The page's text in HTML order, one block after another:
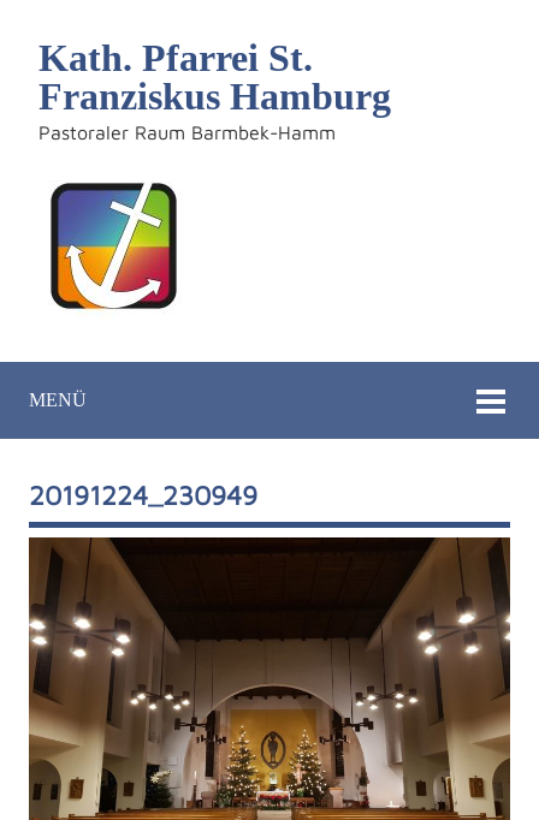
Kath. Pfarrei St.
Franziskus Hamburg
Pastoraler Raum Barmbek-Hamm
MENÜ
20191224_230949